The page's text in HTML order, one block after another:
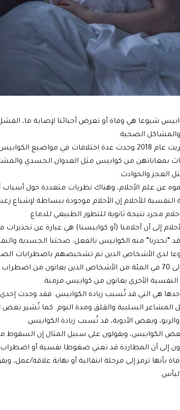
شيوعا هي وفاة أو تعرض أحبائنا لإصابة ما، الفشل
والمشاكل الصحية.
ومن المثير للاهتمام أن نتائج دراسة أجريت عام 2018 وجدت عدة اختلافات في
بمعاناتهن من كوابيس مثل العدوان الجسدي
العجز والحوادث.
عن علم الأحلام، وهناك نظريات متعددة حول أسباب
النفسية للأحلام إن الأحلام موجودة ببساطة لإشباع
مجرد نتيجة ثانوية للتطور الطبيعي للدماغ.
إلى أن أحلامنا (أو كوابيسنا) هي عبارة عن
منه الكوابيس بالفعل: صحتنا الجسدية
لدى الأشخاص الذين تم تشخيصهم باضطرابات
وتشير إحدى الدراسات إلى أن ما يصل إلى 70 في المئة من الأشخاص الذين
الأخرى يعانون من كوابيس مزمنة.
هي التي قد تُسبب زيادة الكوابيس. فقد وجدت إحدى
المشاعر السلبية والقلق ومدة النوم. كما تُشير بعض
وبعض الأدوية، قد تُسبب زيادة الكوابيس.
الكوابيس، ويقولون على سبيل المثال إن السقوط
إلى أن المطاردة قد تعني ضغوطا نفسية أو اضطراب
ترمز إلى مرحلة انتقالية أو نهاية علاقة/عمل،